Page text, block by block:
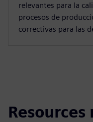
relevantes para la
procesos de
correctivas para las